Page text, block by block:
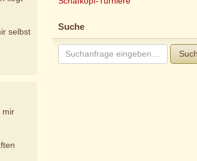
selbst
mir
Suche